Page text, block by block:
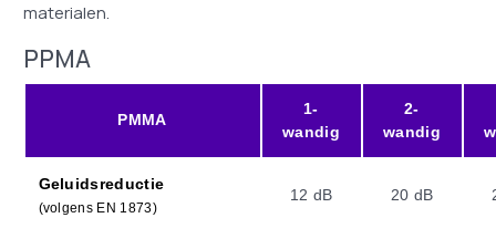
materialen.
PPMA
PMMA
1-
wandig
2-
wandig
Geluidsreductie
(volgens EN 1873)
12 dB 20 dB